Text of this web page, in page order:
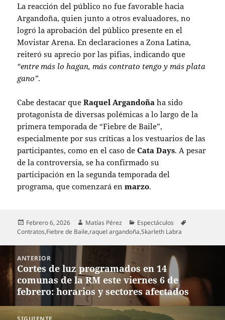
La reacción del público no fue favorable hacia
Argandoña, quien junto a otros evaluadores, no
logró la aprobación del público presente en el
Movistar Arena. En declaraciones a Zona Latina,
reiteró su aprecio por las pifias, indicando que
“entre más lo hagan, más contrato tengo y más plata
gano”.
Cabe destacar queRaquel Argandoña ha sido
protagonista de diversas polémicas a lo largo de la
primera temporada de “Fiebre de Baile”,
especialmente por sus críticas a los vestuarios de las
participantes, como en el caso deCata Days. A pesar
de la controversia, se ha confirmado su
participación en la segunda temporada del
programa, que comenzará enmarzo.
Publicado
el
Febrero 6, 2026 Autor
Matías Pérez Categorías
Espectáculos
Contratos,Fiebre de Baile,raquel argandoña,Skarleth Labra
entradas
ANTERIOR
Entrada
anterior:
Cortes de luz programados en 14
comunas de la RM este viernes 6 de
febrero: horarios y sectores afectados